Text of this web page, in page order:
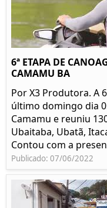
6ª ETAPA DE
CAMAMU BA
Por X3 Produtora. A
último domingo dia
Camamu e reuniu
Ubaitaba, Ubatã,
Contou com a
Publicado: 07/06/2022